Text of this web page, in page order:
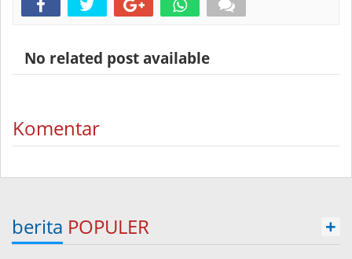
No related post available
Komentar
berita POPULER +